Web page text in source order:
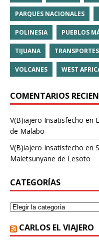
PARQUES NACIONALES
POLINESIA PUEBLOS
TIJUANA TRANSPORTES
VOLCANES WEST
COMENTARIOS
V(B)iajero Insatisfecho en
de Malabo
V(B)iajero Insatisfecho en
Maletsunyane de Lesoto
CATEGORÍAS
CARLOS EL VIAJERO